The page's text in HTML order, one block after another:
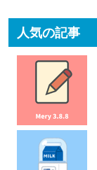
人気の記事